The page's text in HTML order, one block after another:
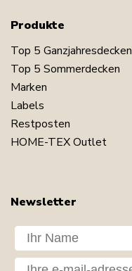
Produkte
Top 5 Ganzjahresdecken
Top 5 Sommerdecken
Marken
Labels
Restposten
HOME-TEX Outlet
Newsletter
Dit navn
Din e-mail